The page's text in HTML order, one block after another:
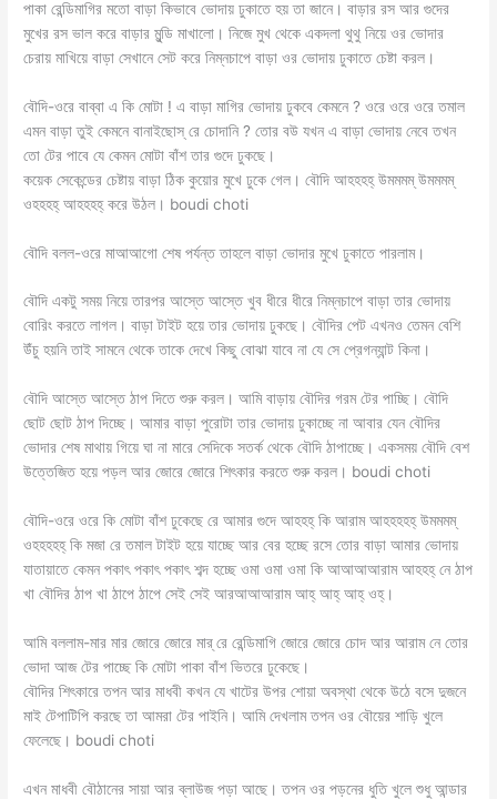
পাকা রেন্ডিমাগির মতো বাড়া কিভাবে ভোদায় ঢুকাতে হয় তা জানে। বাড়ার রস আর গুদের
মুখের রস ভাল করে বাড়ার মুন্ডি মাখালো। নিজে মুখ থেকে একদলা থুথু নিয়ে ওর ভোদার
চেরায় মাখিয়ে বাড়া সেখানে সেট করে নিম্নচাপে বাড়া ওর ভোদায় ঢুকাতে চেষ্টা করল।
বৌদি-ওরে বাব্বা এ কি মোটা ! এ বাড়া মাগির ভোদায় ঢুকবে কেমনে ? ওরে ওরে ওরে তমাল
এমন বাড়া তুই কেমনে বানাইছোস্ রে চোদানি ? তোর বউ যখন এ বাড়া ভোদায় নেবে তখন
তো টের পাবে যে কেমন মোটা বাঁশ তার গুদে ঢুকছে।
কয়েক সেকেন্ডের চেষ্টায় বাড়া ঠিক কুয়োর মুখে ঢুকে গেল। বৌদি আহহহহ্ উমমমম্ উমমমম্
ওহহহহ্ আহহহহ্ করে উঠল। boudi choti
বৌদি বলল-ওরে মাআআগো শেষ পর্যন্ত তাহলে বাড়া ভোদার মুখে ঢুকাতে পারলাম।
বৌদি একটু সময় নিয়ে তারপর আস্তে আস্তে খুব ধীরে ধীরে নিম্নচাপে বাড়া তার ভোদায়
বোরিং করতে লাগল। বাড়া টাইট হয়ে তার ভোদায় ঢুকছে। বৌদির পেট এখনও তেমন বেশি
উঁচু হয়নি তাই সামনে থেকে তাকে দেখে কিছু বোঝা যাবে না যে সে প্রেগন্যান্ট কিনা।
বৌদি আস্তে আস্তে ঠাপ দিতে শুরু করল। আমি বাড়ায় বৌদির গরম টের পাচ্ছি। বৌদি
ছোট ছোট ঠাপ দিচ্ছে। আমার বাড়া পুরোটা তার ভোদায় ঢুকাচ্ছে না আবার যেন বৌদির
ভোদার শেষ মাথায় গিয়ে ঘা না মারে সেদিকে সতর্ক থেকে বৌদি ঠাপাচ্ছে। একসময় বৌদি বেশ
উত্তেজিত হয়ে পড়ল আর জোরে জোরে শিৎকার করতে শুরু করল। boudi choti
বৌদি-ওরে ওরে কি মোটা বাঁশ ঢুকেছে রে আমার গুদে আহহহ্ কি আরাম আহহহহহ্ উমমমম্
ওহহহহহ্ কি মজা রে তমাল টাইট হয়ে যাচ্ছে আর বের হচ্ছে রসে তোর বাড়া আমার ভোদায়
যাতায়াতে কেমন পকাৎ পকাৎ পকাৎ শব্দ হচ্ছে ওমা ওমা ওমা কি আআআআরাম আহহহ্ নে ঠাপ
খা বৌদির ঠাপ খা ঠাপে ঠাপে সেই সেই আরআআআরাম আহ্ আহ্ আহ্ ওহ্।
আমি বললাম-মার মার জোরে জোরে মার্ রে রেন্ডিমাগি জোরে জোরে চোদ আর আরাম নে তোর
ভোদা আজ টের পাচ্ছে কি মোটা পাকা বাঁশ ভিতরে ঢুকেছে।
বৌদির শিৎকারে তপন আর মাধবী কখন যে খাটের উপর শোয়া অবস্থা থেকে উঠে বসে দুজনে
মাই টেপাটিপি করছে তা আমরা টের পাইনি। আমি দেখলাম তপন ওর বৌয়ের শাড়ি খুলে
ফেলেছে। boudi choti
এখন মাধবী বৌঠানের সায়া আর ব্লাউজ পড়া আছে। তপন ওর পড়নের ধুতি খুলে শুধু আন্ডার